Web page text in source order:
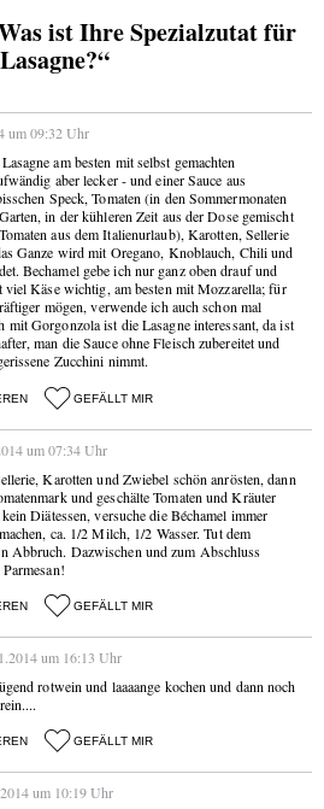
ist Ihre Spezialzutat für
Lasagne?“
um 09:32 Uhr
am besten mit selbst gemachten
aber lecker - und einer Sauce aus
Speck, Tomaten (in den Sommermonaten
in der kühleren Zeit aus der Dose gemischt
aus dem Italienurlaub), Karotten, Sellerie
Ganze wird mit Oregano, Knoblauch, Chili und
Bechamel gebe ich nur ganz oben drauf und
viel Käse wichtig, am besten mit Mozzarella; für
mögen, verwende ich auch schon mal
mit Gorgonzola ist die Lasagne interessant, da ist
man die Sauce ohne Fleisch zubereitet und
Zucchini nimmt.
GEFÄLLT MIR
um 07:34 Uhr
Karotten und Zwiebel schön anrösten, dann
und geschälte Tomaten und Kräuter
Diätessen, versuche die Béchamel immer
ca. 1/2 Milch, 1/2 Wasser. Tut dem
Abbruch. Dazwischen und zum Abschluss
GEFÄLLT MIR
um 16:13 Uhr
rotwein und laaaange kochen und dann noch
GEFÄLLT MIR
um 10:19 Uhr